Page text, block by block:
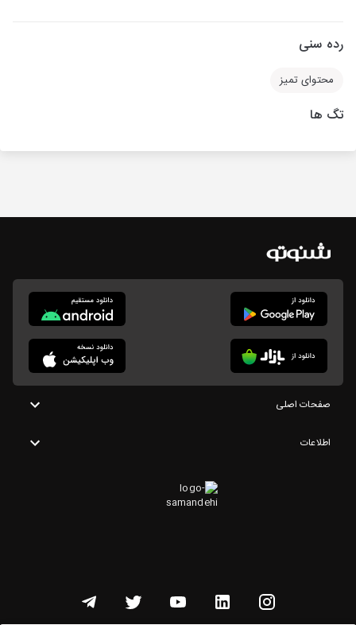
رده سنی
محتوای تمیز
تگ ها
صفحات اصلی
اطلاعات